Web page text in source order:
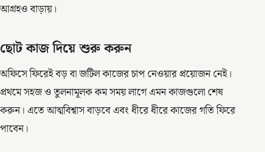
আগ্রহও বাড়ায়।
ছোট কাজ দিয়ে শুরু করুন
অফিসে ফিরেই বড় বা জটিল কাজের চাপ নেওয়ার প্রয়োজন নেই।
প্রথমে সহজ ও তুলনামূলক কম সময় লাগে এমন কাজগুলো শেষ
করুন। এতে আত্মবিশ্বাস বাড়বে এবং ধীরে ধীরে কাজের গতি ফিরে
পাবেন।